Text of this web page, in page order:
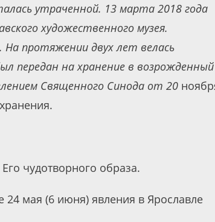
утраченной. 13 марта 2018 года
художественного музея.
На протяжении двух лет велась
передан на хранение в возрожденный
Священного Синода от 20
чудотворного образа.
мая (6 июня) явления в Ярославле